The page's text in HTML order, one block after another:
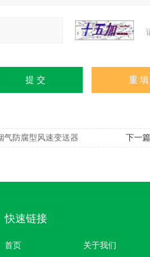
气防腐型风速变送器 下一篇
快速链接
首页 关于我们